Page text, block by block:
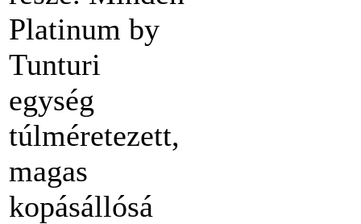
Platinum by
Tunturi
egység
túlméretezett,
magas
kopásállósá